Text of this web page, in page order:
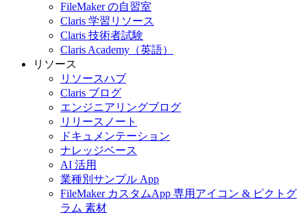
FileMaker の自習室
Claris 学習リソース
Claris 技術者試験
Claris Academy（英語）
リソース
リソースハブ
Claris ブログ
エンジニアリングブログ
リリースノート
ドキュメンテーション
ナレッジベース
AI 活用
業種別サンプル App
FileMaker カスタムApp 専用アイコン & ピクトグ
ラム 素材